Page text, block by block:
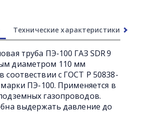
Технические характеристики
труба ПЭ-100 ГАЗ SDR 9
диаметром 110 мм
соотвествии с ГОСТ Р 50838-
ПЭ-100. Применяется в
газопроводов.
выдержать давление до